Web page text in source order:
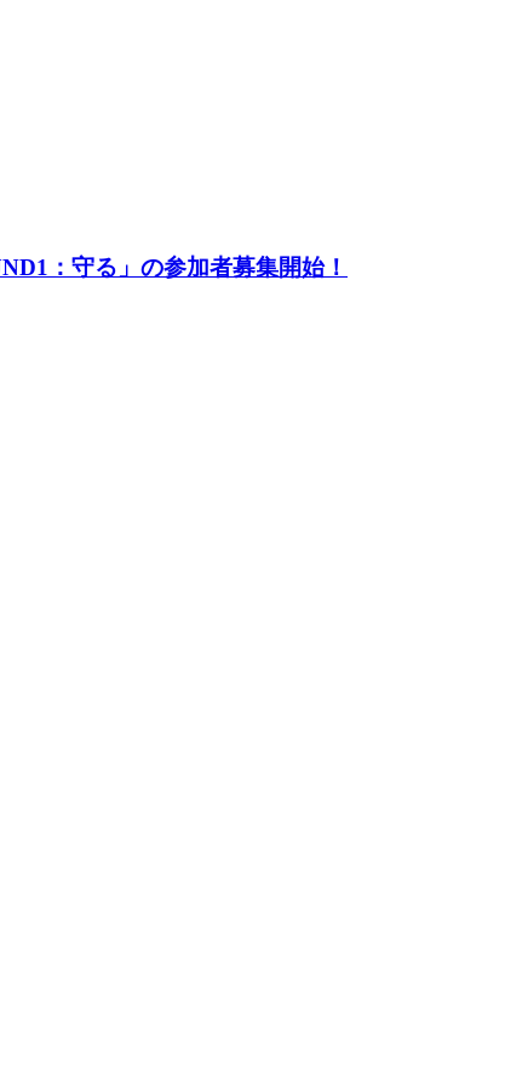
：守る」の参加者募集開始！